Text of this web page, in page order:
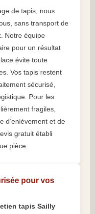
de tapis, nous
sans transport de
Notre équipe
pour un résultat
évite toute
Vos tapis restent
sécurisé,
Pour les
fragiles,
d’enlèvement et de
gratuit établi
pièce.
pour vos
tapis Sailly